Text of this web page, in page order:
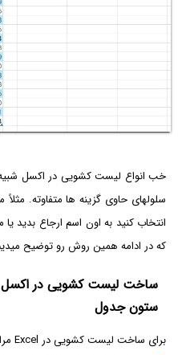
خب انواع لیست کشویی در اکسل
سلولهای حاوی گزینه ها متفاوته.
انتخاب کنید به اون اسم ارجاع بدید
که در ادامه همین روش رو توضیح
ساخت لیست کشویی در اکسل
ستون جدول
برای ساخت لیست کشویی در Excel مراحل زیر رو طی کنید: